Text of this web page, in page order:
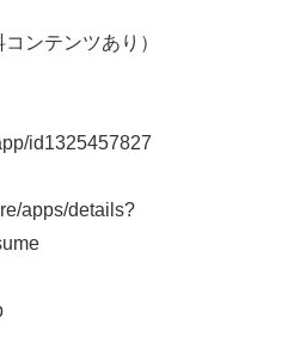
ンテンツあり）
id1325457827
apps/details?